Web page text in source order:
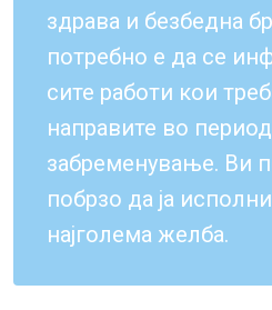
Пакети за породување
здрава и безбедна
потребно е да се
сите работи кои
направите во
забременување. Ви
побрзо да ја
најголема желба.